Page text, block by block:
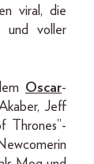
viral, die
und voller
Oscar-
Jeff
Thrones”-